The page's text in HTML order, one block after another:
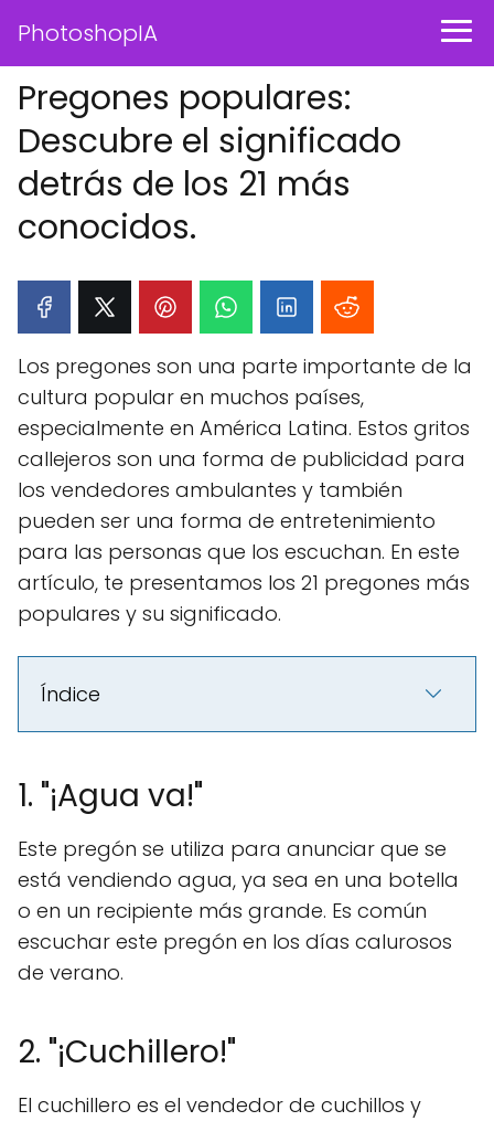
PhotoshopIA
Pregones populares:
Descubre el significado
detrás de los 21 más
conocidos.
Los pregones son una parte importante de la
cultura popular en muchos países,
especialmente en América Latina. Estos gritos
callejeros son una forma de publicidad para
los vendedores ambulantes y también
pueden ser una forma de entretenimiento
para las personas que los escuchan. En este
artículo, te presentamos los 21 pregones más
populares y su significado.
Índice
1. "¡Agua va!"
Este pregón se utiliza para anunciar que se
está vendiendo agua, ya sea en una botella
o en un recipiente más grande. Es común
escuchar este pregón en los días calurosos
de verano.
2. "¡Cuchillero!"
El cuchillero es el vendedor de cuchillos y